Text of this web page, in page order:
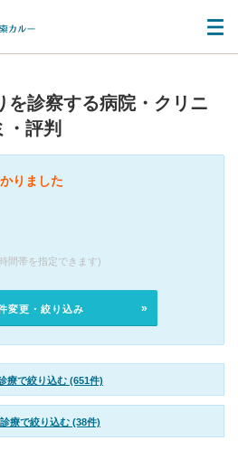
を診察する病院・クリニ
・評判
りました
間帯を指定できます)
変更・絞り込み
療で絞り込む (651件)
療で絞り込む (38件)